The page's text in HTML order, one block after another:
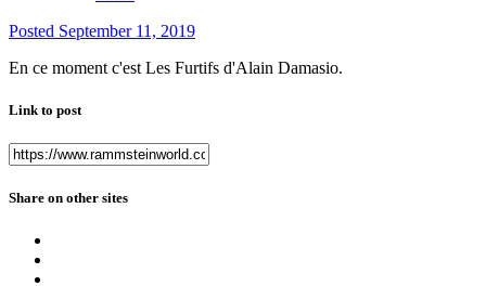
Posted September 11, 2019
En ce moment c'est Les Furtifs d'Alain Damasio.
Link to post
Share on other sites